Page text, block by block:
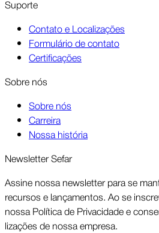
Suporte
Contato e Localizações
Formulário de contato
Certificações
Sobre nós
Sobre nós
Carreira
Nossa história
Newsletter Sefar
Assine nossa newsletter para se
recursos e lança­mentos. Ao se
nossa Política de Priva­cidade e
lizações de nossa empresa.